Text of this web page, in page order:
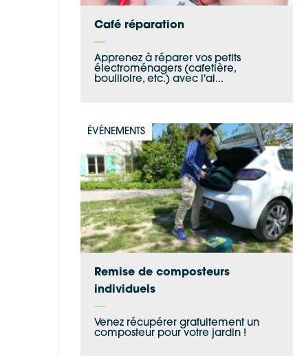
Café réparation
Apprenez à réparer vos petits
électroménagers (cafetière,
bouilloire, etc.) avec l'ai...
ÉVÉNEMENTS
Remise de composteurs
individuels
Venez récupérer gratuitement un
composteur pour votre jardin !